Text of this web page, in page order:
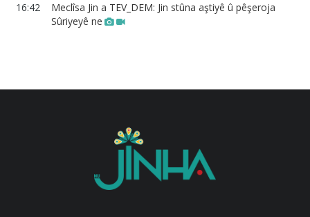
16:42
Meclîsa Jin a TEV_DEM: Jin stûna aştiyê û pêşeroja
Sûriyeyê ne